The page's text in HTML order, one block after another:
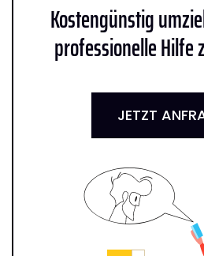
Kostengünstig
professionelle Hilfe
JETZT